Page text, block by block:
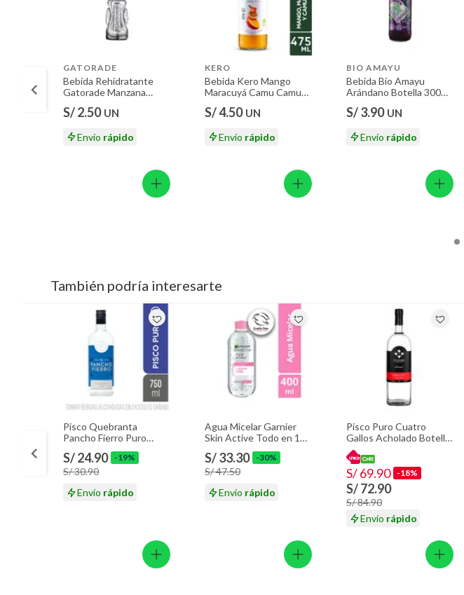
GATORADE
Bebida Rehidratante
Gatorade Manzana
S/ 2.50 UN
Envío rápido
KERO
Bebida Kero Mango
Maracuyá Camu Camu
S/ 4.50 UN
Envío rápido
BIO AMAYU
Bebida Bio Amayu
Arándano Botella 300
S/ 3.90 UN
Envío rápido
También podría interesarte
Pisco Quebranta
Pancho Fierro Puro
Botella 750 mL
S/ 24.90 -19%
S/ 30.90
Envío rápido
Agua Micelar Garnier
Skin Active Todo en 1
Envase 400 mL
S/ 33.30 -30%
S/ 47.50
Envío rápido
Pisco Puro Cuatro
Gallos Acholado Botella
1.75 L
S/ 69.90 -18%
S/ 72.90
S/ 84.90
Envío rápido